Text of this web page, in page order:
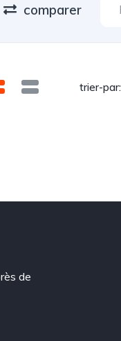
comparer
trier-par:
de